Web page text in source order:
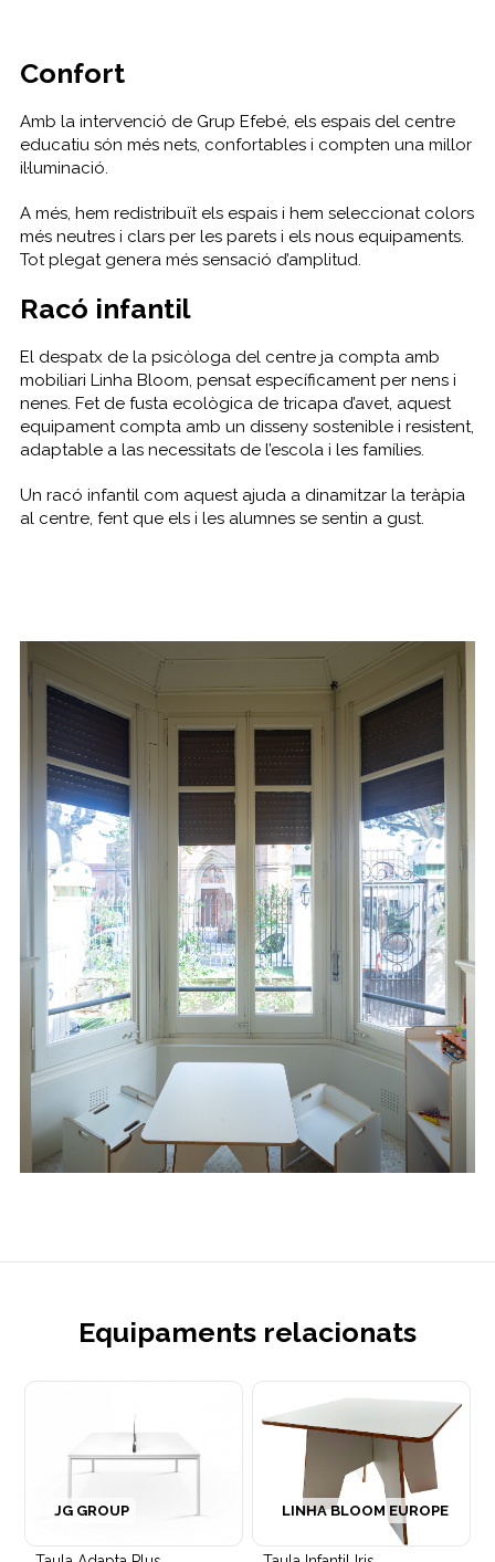
Confort
Amb la intervenció de Grup Efebé, els espais del centre
educatiu són més nets, confortables i compten una millor
il·luminació.
A més, hem redistribuït els espais i hem seleccionat colors
més neutres i clars per les parets i els nous equipaments.
Tot plegat genera més sensació d’amplitud.
Racó infantil
El despatx de la psicòloga del centre ja compta amb
mobiliari Linha Bloom, pensat específicament per nens i
nenes. Fet de fusta ecològica de tricapa d’avet, aquest
equipament compta amb un disseny sostenible i resistent,
adaptable a las necessitats de l’escola i les famílies.
Un racó infantil com aquest ajuda a dinamitzar la teràpia
al centre, fent que els i les alumnes se sentin a gust.
Equipaments relacionats
JG GROUP LINHA BLOOM EUROPE